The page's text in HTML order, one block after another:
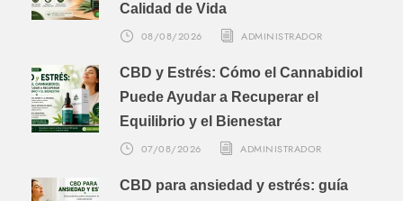
Calidad de Vida
08/08/2026 ADMINISTRADOR
CBD y Estrés: Cómo el Cannabidiol
Puede Ayudar a Recuperar el
Equilibrio y el Bienestar
07/08/2026 ADMINISTRADOR
CBD para ansiedad y estrés: guía